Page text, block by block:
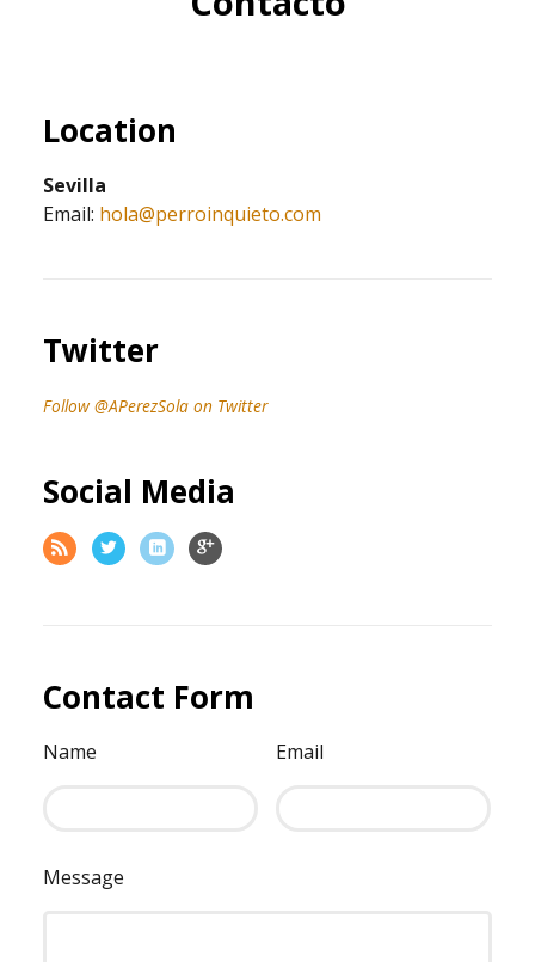
Location
Sevilla
Email: hola@perroinquieto.com
Twitter
Follow @APerezSola on Twitter
Social Media
Contact Form
Name Email
Message